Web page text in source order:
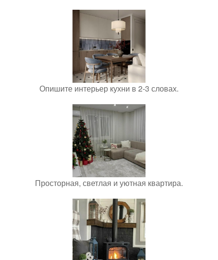
Опишите интерьер кухни в 2-3 словах.
Просторная, светлая и уютная квартира.